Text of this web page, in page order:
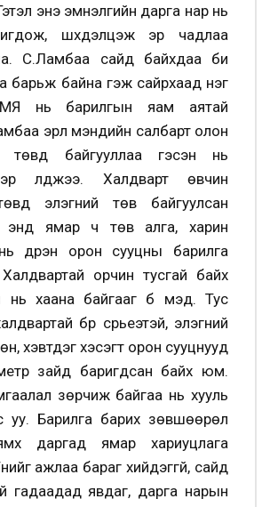
энэ эмнэлгийн дарга нар нь
шүүхдэлцэж эр чадлаа
С.Ламбаа сайд байхдаа би
барьж байна гэж сайрхаад нэг
нь барилгын яам аятай
эрүүл мэндийн салбарт олон
төвүүд байгууллаа гэсэн нь
үлджээ. Халдварт өвчин
элэгний төв байгуулсан
энд ямар ч төв алга, харин
дүүрэн орон сууцны барилга
орчин тусгай байх
нь хаана байгааг бүү мэд. Тус
бүр сүрьеэтэй, элэгний
хэвтдэг хэсэгт орон сууцнууд
зайд баригдсан байх юм.
зөрчиж байгаа нь хууль
уу. Барилга барих зөвшөөрөл
даргад ямар хариуцлага
ажлаа бараг хийдэггүй, сайд
гадаадад явдаг, дарга нарын